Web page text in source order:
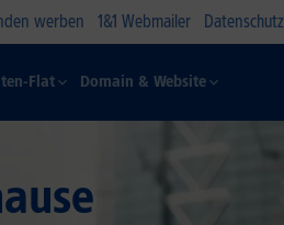
werben 1&1 Webmailer Datenschutz
Flat Domain & Website